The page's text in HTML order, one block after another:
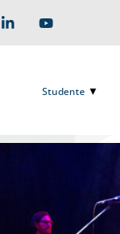
Studente